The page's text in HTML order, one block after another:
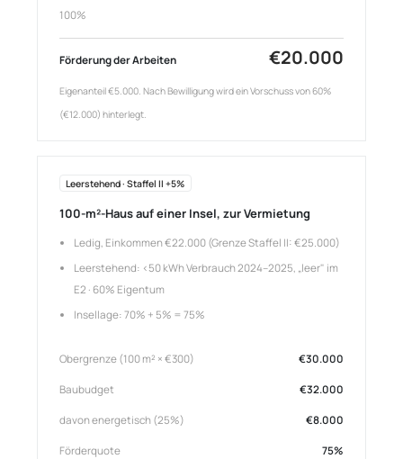
100%
Förderung der Arbeiten €20.000
Eigenanteil €5.000. Nach Bewilligung wird ein Vorschuss von 60%
(€12.000) hinterlegt.
Leerstehend · Staffel II +5%
100-m²-Haus auf einer Insel, zur Vermietung
Ledig, Einkommen €22.000 (Grenze Staffel II: €25.000)
Leerstehend: <50 kWh Verbrauch 2024–2025, „leer" im
E2 · 60% Eigentum
Insellage: 70% + 5% = 75%
Obergrenze (100 m² × €300) €30.000
Baubudget €32.000
davon energetisch (25%) €8.000
Förderquote 75%